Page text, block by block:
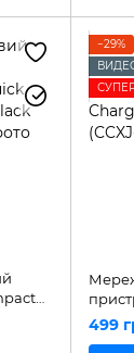
−29%
Quick
499